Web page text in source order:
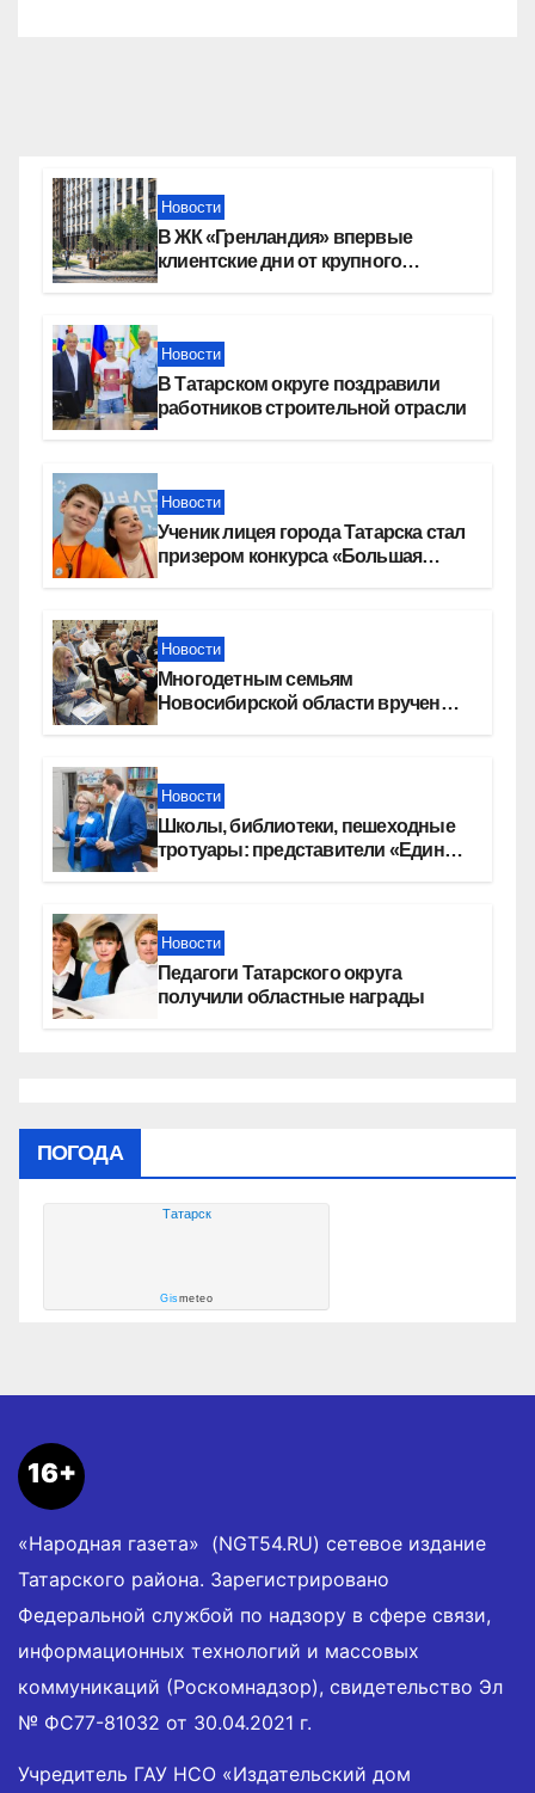
Новости
В ЖК «Гренландия» впервые
клиентские дни от крупного
Новости
В Татарском округе поздравили
работников строительной отрасли
Новости
Ученик лицея города Татарска стал
призером конкурса «Большая
Новости
Многодетным семьям
Новосибирской области вручены
Новости
Школы, библиотеки, пешеходные
тротуары: представители «Единой
Новости
Педагоги Татарского округа
получили областные награды
ПОГОДА
Татарск
Gismeteo
16+
«Народная газета» (NGT54.RU) сетевое издание
Татарского района. Зарегистрировано
Федеральной службой по надзору в сфере связи,
информационных технологий и массовых
коммуникаций (Роскомнадзор), свидетельство Эл
№ ФС77-81032 от 30.04.2021 г.
Учредитель ГАУ НСО «Издательский дом